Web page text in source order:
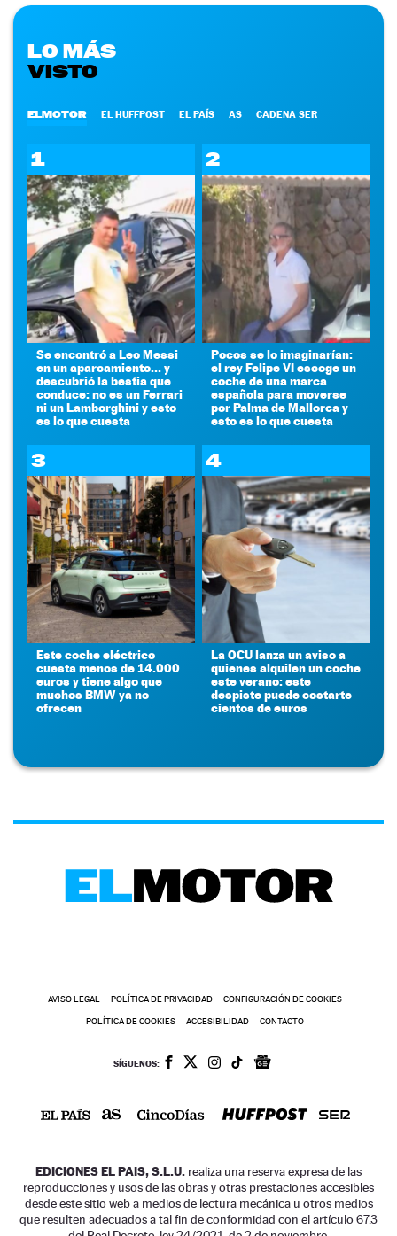
LO MÁS
VISTO
ELMOTOR EL HUFFPOST EL PAÍS AS CADENA SER
1
Se encontró a Leo Messi
en un aparcamiento... y
descubrió la bestia que
conduce: no es un Ferrari
ni un Lamborghini y esto
es lo que cuesta
2
Pocos se lo imaginarían:
el rey Felipe VI escoge un
coche de una marca
española para moverse
por Palma de Mallorca y
esto es lo que cuesta
3
Este coche eléctrico
cuesta menos de 14.000
euros y tiene algo que
muchos BMW ya no
ofrecen
4
La OCU lanza un aviso a
quienes alquilen un coche
este verano: este
despiste puede costarte
cientos de euros
AVISO LEGAL POLÍTICA DE PRIVACIDAD CONFIGURACIÓN DE COOKIES
POLÍTICA DE COOKIES ACCESIBILIDAD CONTACTO
SÍGUENOS:
EDICIONES EL PAIS, S.L.U. realiza una reserva expresa de las
reproducciones y usos de las obras y otras prestaciones accesibles
desde este sitio web a medios de lectura mecánica u otros medios
que resulten adecuados a tal fin de conformidad con el artículo 67.3